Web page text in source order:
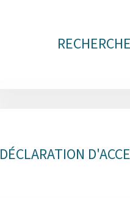
RECHERCHE
DÉCLARATION